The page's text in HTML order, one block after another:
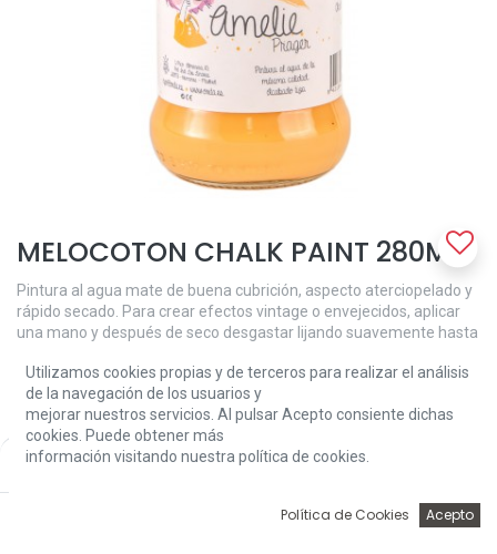
Price:
Add to Cart
MELOCOTON CHALK PAINT 280ML
Pintura al agua mate de buena cubrición, aspecto aterciopelado y
rápido secado. Para crear efectos vintage o envejecidos, aplicar
una mano y después de seco desgastar lijando suavemente hasta
deseado. Puedes conseguir el mismo efecto aplicando varias
manos de distinto color. Para ﬁnalizar proteger con cera Chalk
Paint.
7,62€
Utilizamos cookies propias y de terceros para realizar el análisis
de la navegación de los usuarios y
mejorar nuestros servicios. Al pulsar Acepto consiente dichas
cookies. Puede obtener más
información visitando nuestra política de cookies.
Política de Cookies Acepto